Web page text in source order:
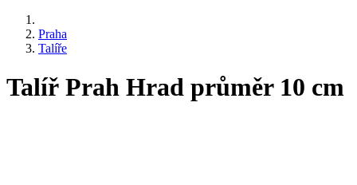
Praha
Talíře
Talíř Prah Hrad průměr 10 cm